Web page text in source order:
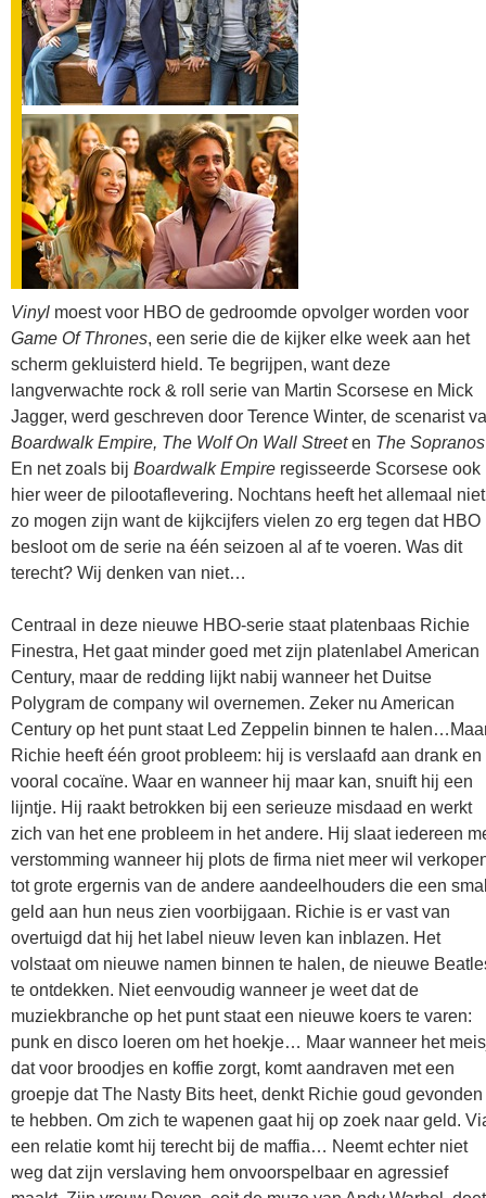
Vinyl moest voor HBO de gedroomde opvolger worden voor
Game Of Thrones, een serie die de kijker elke week aan het
scherm gekluisterd hield. Te begrijpen, want deze
langverwachte rock & roll serie van Martin Scorsese en Mick
Jagger, werd geschreven door Terence Winter, de scenarist
Boardwalk Empire, The Wolf On Wall Streeten The Sopranos
En net zoals bij Boardwalk Empire regisseerde Scorsese ook
hier weer de pilootaflevering. Nochtans heeft het allemaal niet
zo mogen zijn want de kijkcijfers vielen zo erg tegen dat HBO
besloot om de serie na één seizoen al af te voeren. Was dit
terecht? Wij denken van niet…
Centraal in deze nieuwe HBO-serie staat platenbaas Richie
Finestra, Het gaat minder goed met zijn platenlabel American
Century, maar de redding lijkt nabij wanneer het Duitse
Polygram de company wil overnemen. Zeker nu American
Century op het punt staat Led Zeppelin binnen te
Richie heeft één groot probleem: hij is verslaafd aan drank en
vooral cocaïne. Waar en wanneer hij maar kan, snuift hij een
lijntje. Hij raakt betrokken bij een serieuze misdaad en werkt
zich van het ene probleem in het andere. Hij slaat iedereen
verstomming wanneer hij plots de firma niet meer wil
tot grote ergernis van de andere aandeelhouders die een
geld aan hun neus zien voorbijgaan. Richie is er vast van
overtuigd dat hij het label nieuw leven kan inblazen. Het
volstaat om nieuwe namen binnen te halen, de nieuwe
te ontdekken. Niet eenvoudig wanneer je weet dat de
muziekbranche op het punt staat een nieuwe koers te varen:
punk en disco loeren om het hoekje… Maar wanneer het
dat voor broodjes en koffie zorgt, komt aandraven met een
groepje dat The Nasty Bits heet, denkt Richie goud gevonden
te hebben. Om zich te wapenen gaat hij op zoek naar geld.
een relatie komt hij terecht bij de maffia… Neemt echter niet
weg dat zijn verslaving hem onvoorspelbaar en agressief